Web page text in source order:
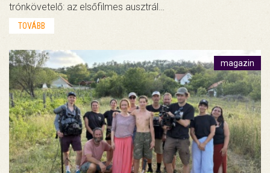
trónkövetelő: az elsőfilmes ausztrál…
TOVÁBB
magazin